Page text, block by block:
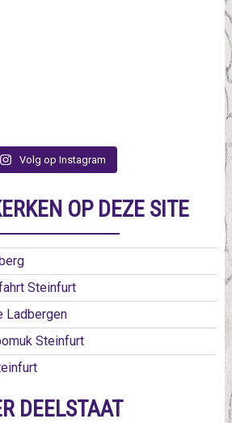
Volg op Instagram
OP DEZE SITE
Steinfurt
Ladbergen
Steinfurt
DEELSTAAT